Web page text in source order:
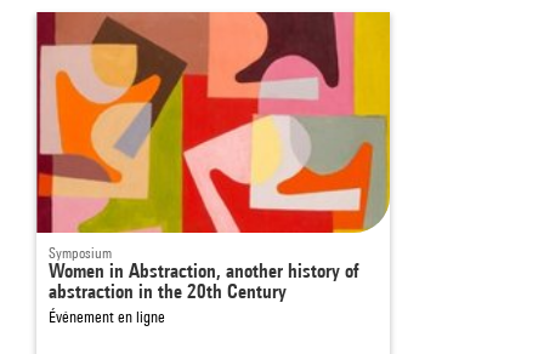
Symposium
Women in Abstraction, another history of
abstraction in the 20th Century
Événement en ligne